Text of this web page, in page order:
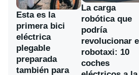
Esta es la
primera bici
eléctrica
plegable
preparada
también para
La carga
robótica que
podría
revolucionar el
robotaxi: 10
coches